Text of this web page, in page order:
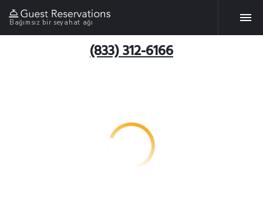
Bağımsız bir seyahat ağı
(833) 312-6166